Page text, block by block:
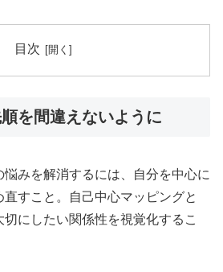
目次
を間違えないように
みを解消するには、自分を中心に
直すこと。自己中心マッピングと
にしたい関係性を視覚化するこ